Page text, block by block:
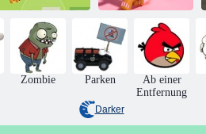
Merge Kill
Rette den
Lebkuchenmann
Zombie Parken
Ab einer
Entfernung
Darker